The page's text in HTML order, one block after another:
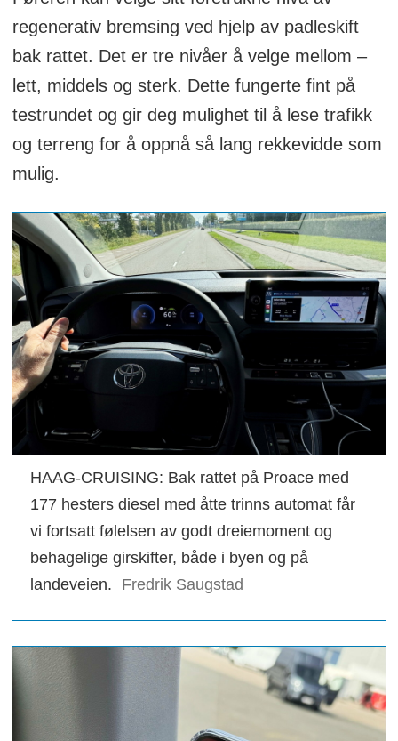
regenerativ bremsing ved hjelp av padleskift
bak rattet. Det er tre nivåer å velge mellom –
lett, middels og sterk. Dette fungerte fint på
testrundet og gir deg mulighet til å lese trafikk
og terreng for å oppnå så lang rekkevidde som
mulig.
HAAG-CRUISING: Bak rattet på Proace med
177 hesters diesel med åtte trinns automat får
vi fortsatt følelsen av godt dreiemoment og
behagelige girskifter, både i byen og på
landeveien.
Fredrik Saugstad